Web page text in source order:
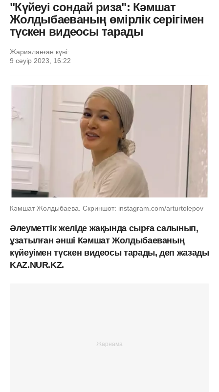
"Күйеуі сондай риза": Кәмшат
Жолдыбаеваның өмірлік серігімен
түскен видеосы тарады
Жарияланған күні:
9 сәуір 2023, 16:22
Кәмшат Жолдыбаева. Скриншот: instagram.com/arturtolepov
Әлеуметтік желіде жақында сырға салынып,
ұзатылған әнші Кәмшат Жолдыбаеваның
күйеуімен түскен видеосы тарады, деп жазады
KAZ.NUR.KZ.